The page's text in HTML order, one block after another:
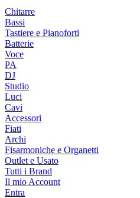
Chitarre
Bassi
Tastiere e Pianoforti
Batterie
Voce
PA
DJ
Studio
Luci
Cavi
Accessori
Fiati
Archi
Fisarmoniche e Organetti
Outlet e Usato
Tutti i Brand
Il mio Account
Entra